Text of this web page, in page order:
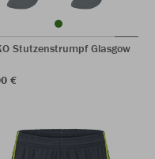
Stutzenstrumpf Glasgow
€